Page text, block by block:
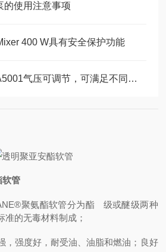
的使用注意事项
400 W具有安全保护功能
大圣无油空压机 DA5001气压可调节，可满足不同的设备需要
软管
聚氨酯软管分为酯 级或醚级两种
准的无毒材料制成；
，强度好，耐受油、油脂和燃油； 良好